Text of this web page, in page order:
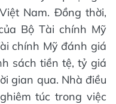
Nam. Đồng thời,
Bộ Tài chính Mỹ
chính Mỹ đánh giá
sách tiền tệ, tỷ giá
gian qua. Nhà điều
túc trong việc